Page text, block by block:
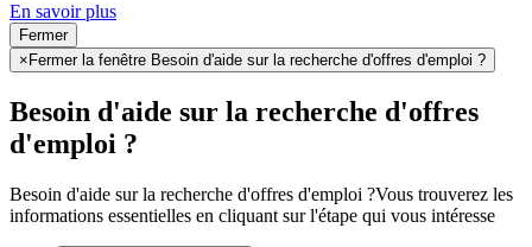
En savoir plus
Fermer
× Fermer la fenêtre Besoin d'aide sur la recherche d'offres d'emploi ?
Besoin d'aide sur la recherche d'offres
d'emploi ?
Besoin d'aide sur la recherche d'offres d'emploi ?Vous trouverez les
informations essentielles en cliquant sur l'étape qui vous intéresse